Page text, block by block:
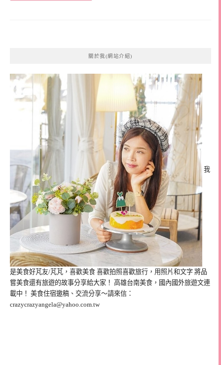
關於我(網站介紹)
我
是美食好芃友/芃芃，喜歡美食 喜歡拍照喜歡旅行，用照片和文字 將品
嘗美食還有旅遊的故事分享給大家！ 高雄台南美食，國內國外旅遊文連
載中！ 美食住宿邀稿、交流分享～請來信：
crazycrazyangela@yahoo.com.tw